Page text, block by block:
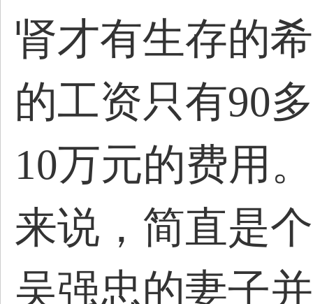
肾才有生存的
的工资只有90
10万元的费用
来说，简直是
吴强忠的妻子